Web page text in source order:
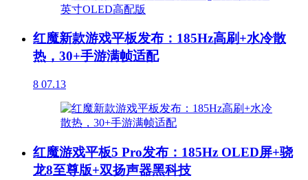
红魔新款游戏平板发布：185Hz高刷+水冷散
热，30+手游满帧适配
8 07.13
红魔游戏平板5 Pro发布：185Hz OLED屏+骁
龙8至尊版+双扬声器黑科技